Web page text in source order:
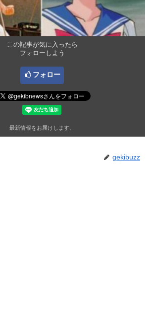
この記事が気に入ったら
フォローしよう
フォロー
最新情報をお届けします。
gekibuzz